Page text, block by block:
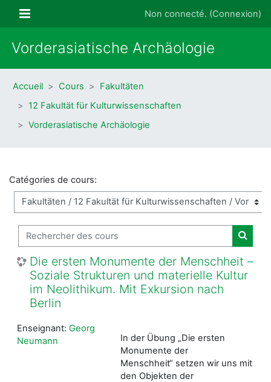
Panneau latéral Non connecté. (Connexion)
Vorderasiatische Archäologie
Accueil Cours
Fakultäten
12 Fakultät für Kulturwissenschaften
Vorderasiatische Archäologie
Catégories de cours:
Rechercher des cours
Die ersten Monumente der Menschheit –
Soziale Strukturen und materielle Kultur
im Neolithikum. Mit Exkursion nach
Berlin
In der Übung „Die ersten
Monumente der
Menschheit“ setzen wir uns mit
den Objekten der
Enseignant: Georg
Neumann